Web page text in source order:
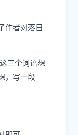
作者对落日
三个词语想
，写一段